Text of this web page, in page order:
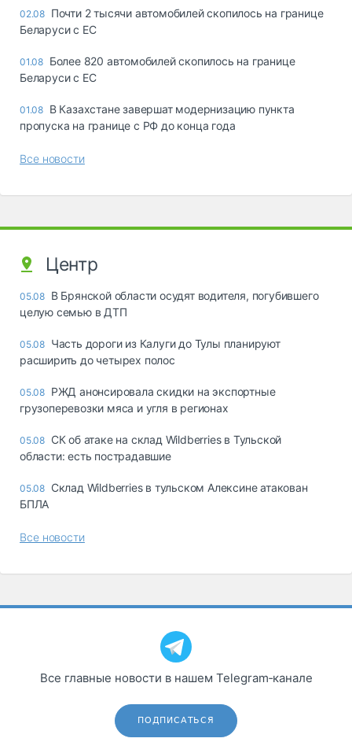
02.08 Почти 2 тысячи автомобилей скопилось на границе
Беларуси с ЕС
01.08 Более 820 автомобилей скопилось на границе
Беларуси с ЕС
01.08 В Казахстане завершат модернизацию пункта
пропуска на границе с РФ до конца года
Все новости
Центр
05.08 В Брянской области осудят водителя, погубившего
целую семью в ДТП
05.08 Часть дороги из Калуги до Тулы планируют
расширить до четырех полос
05.08 РЖД анонсировала скидки на экспортные
грузоперевозки мяса и угля в регионах
05.08 СК об атаке на склад Wildberries в Тульской
области: есть пострадавшие
05.08 Склад Wildberries в тульском Алексине атакован
БПЛА
Все новости
Все главные новости в нашем Telegram‑канале
ПОДПИСАТЬСЯ